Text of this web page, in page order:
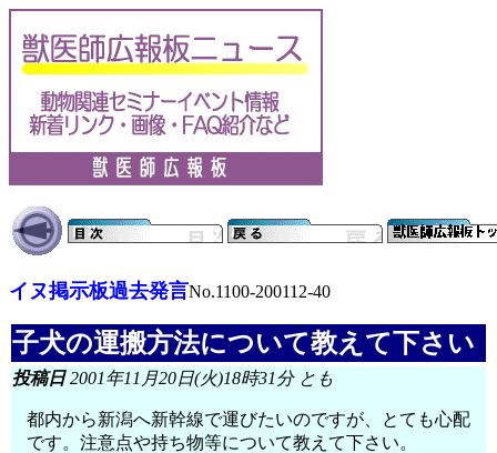
イヌ掲示板過去発言No.1100-200112-40
子犬の運搬方法について教えて下さい
投稿日2001年11月20日(火)18時31分 とも
都内から新潟へ新幹線で運びたいのですが、とても心配
です。注意点や持ち物等について教えて下さい。